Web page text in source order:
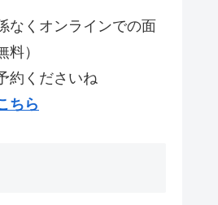
なくオンラインでの面
料）
約くださいね
ちら